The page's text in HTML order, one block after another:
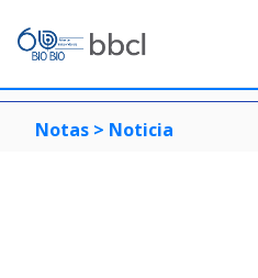
Notas > Noticia